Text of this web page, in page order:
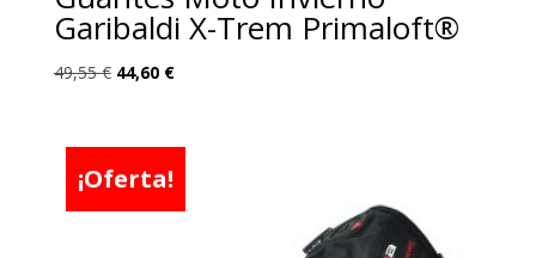
Garibaldi X-Trem Primaloft®
49,55€ El
era:
49,55 €.
44,60 €El
es:
¡Oferta!